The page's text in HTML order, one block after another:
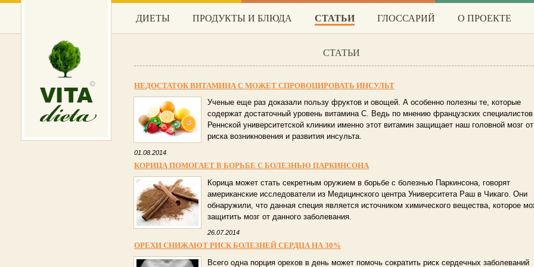
ДИЕТЫ ПРОДУКТЫ И БЛЮДА СТАТЬИ ГЛОССАРИЙ О ПРОЕКТЕ
СТАТЬИ
НЕДОСТАТОК ВИТАМИНА С МОЖЕТ СПРОВОЦИРОВАТЬ ИНСУЛЬТ
Ученые еще раз доказали пользу фруктов и овощей. А особенно полезны те, которые
содержат достаточный уровень витамина С. Ведь по мнению французских специалистов
Реннской университетской клиники именно этот витамин защищает наш головной мозг от
риска возникновения и развития инсульта.
01.08.2014
КОРИЦА ПОМОГАЕТ В БОРЬБЕ С БОЛЕЗНЬЮ ПАРКИНСОНА
Корица может стать секретным оружием в борьбе с болезнью Паркинсона, говорят
американские исследователи из Медицинского центра Университета Раш в Чикаго. Они
обнаружили, что данная специя является источником химического вещества, которое
защитить мозг от данного заболевания.
26.07.2014
ОРЕХИ СНИЖАЮТ РИСК БОЛЕЗНЕЙ СЕРДЦА НА 30%
Всего одна порция орехов в день может помочь сократить риск сердечных заболеваний